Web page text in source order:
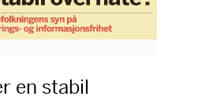
en stabil